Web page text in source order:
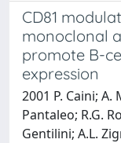
CD81
monoclonal
promote B-
expression
2001 P. Caini; A.
Pantaleo; R.G.
Gentilini; A.L.